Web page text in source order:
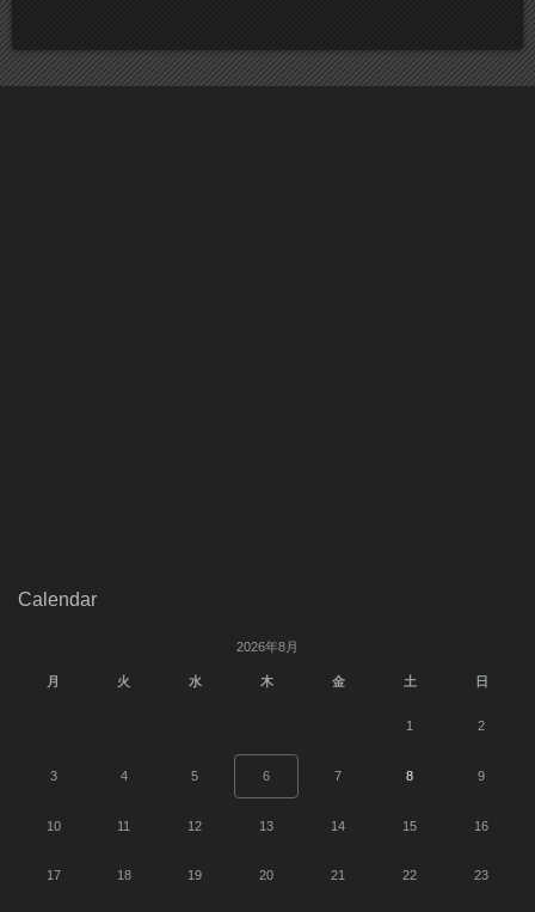
Calendar
2026年8月
月 火 水 木 金 土 日
1 2
3 4 5 6 7 8 9
10 11 12 13 14 15 16
17 18 19 20 21 22 23